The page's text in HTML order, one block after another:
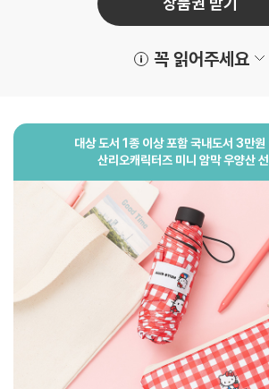
꼭 읽어주세요
대상 도서 1종 이상 포함 국내도서 3만원
산리오캐릭터즈 미니 암막 우양산